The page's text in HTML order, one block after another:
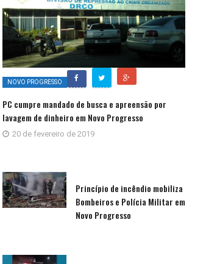
NOVO PROGRESSO
PC cumpre mandado de busca e apreensão por
lavagem de dinheiro em Novo Progresso
20 de fevereiro de 2019
Princípio de incêndio mobiliza
Bombeiros e Polícia Militar em
Novo Progresso